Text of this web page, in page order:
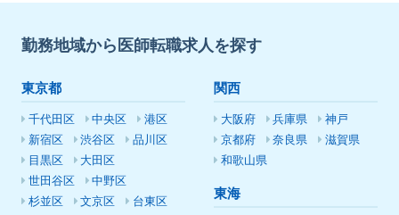
勤務地域から医師転職求人を探す
東京都
千代田区 中央区
港区
新宿区
渋谷区
品川区
目黒区
大田区
世田谷区
中野区
杉並区
文京区
台東区
関西
大阪府 兵庫県
神戸
京都府
奈良県
滋賀県
和歌山県
東海